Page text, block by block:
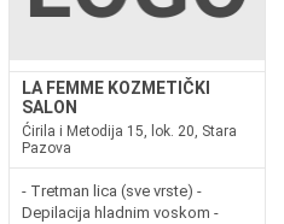
LA FEMME KOZMETIČKI
SALON
Ćirila i Metodija 15, lok. 20, Stara
Pazova
- Tretman lica (sve vrste) -
Depilacija hladnim voskom -